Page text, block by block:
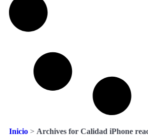
Inicio > Archives for Calidad iPhone